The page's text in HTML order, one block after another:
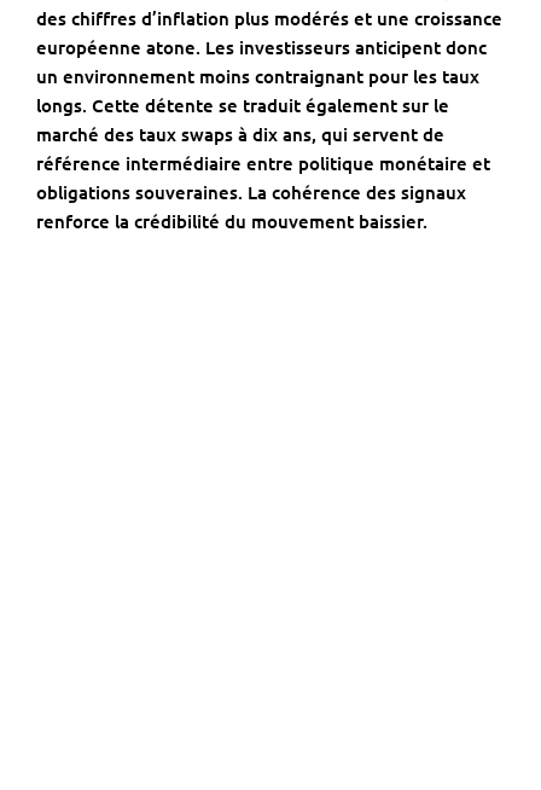
des chiffres d’inflation plus modérés et une croissance
européenne atone. Les investisseurs anticipent donc
un environnement moins contraignant pour les taux
longs. Cette détente se traduit également sur le
marché des taux swaps à dix ans, qui servent de
référence intermédiaire entre politique monétaire et
obligations souveraines. La cohérence des signaux
renforce la crédibilité du mouvement baissier.